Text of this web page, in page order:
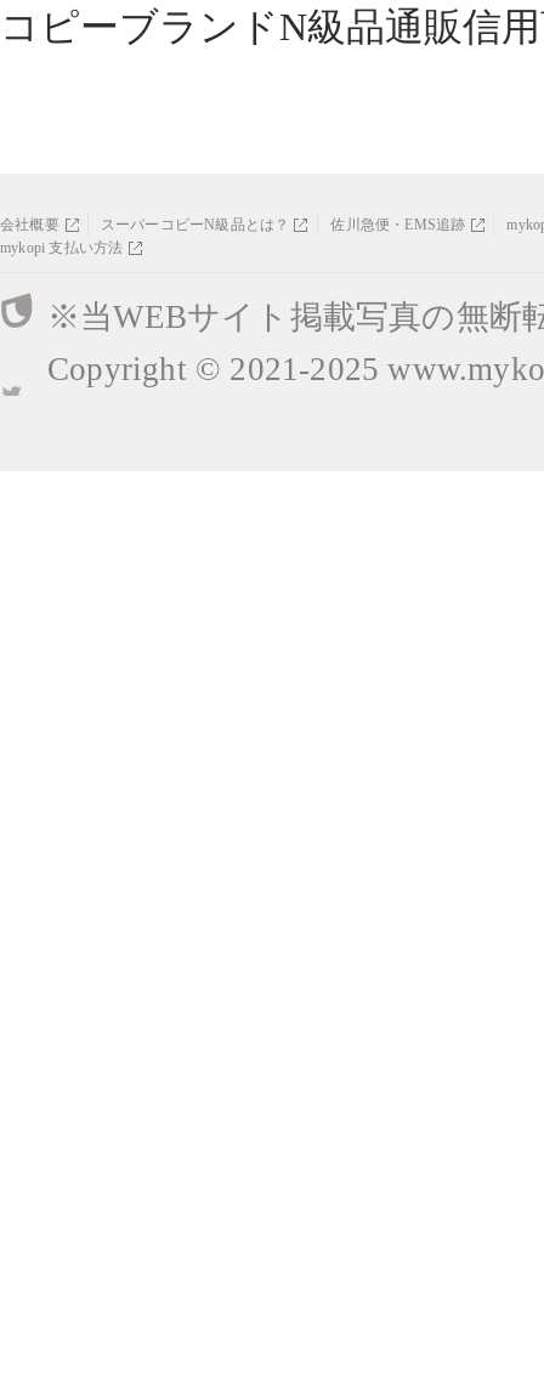
コピーブランドN級品通販信
会社概要 スーパーコピーN級品とは？ 佐川急便・EMS追跡
mykopi 支払い方法
※当WEBサイト掲載写真の無断
Copyright © 2021-2025